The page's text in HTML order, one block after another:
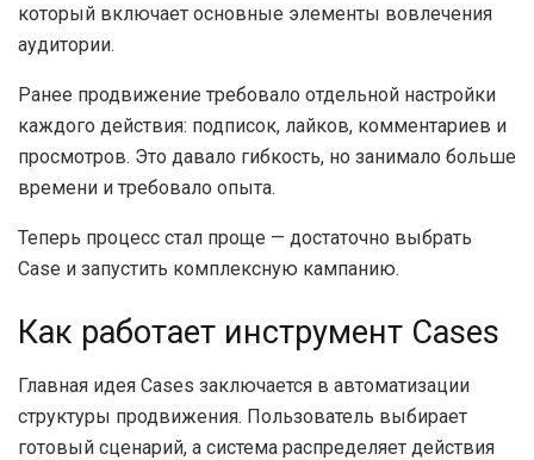
который включает основные элементы вовлечения
аудитории.
Ранее продвижение требовало отдельной настройки
каждого действия: подписок, лайков, комментариев и
просмотров. Это давало гибкость, но занимало больше
времени и требовало опыта.
Теперь процесс стал проще — достаточно выбрать
Case и запустить комплексную кампанию.
Как работает инструмент Cases
Главная идея Cases заключается в автоматизации
структуры продвижения. Пользователь выбирает
готовый сценарий, а система распределяет действия